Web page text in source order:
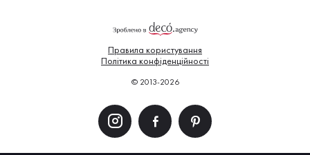
Правила користування
Політика конфіденційності
© 2013-2026